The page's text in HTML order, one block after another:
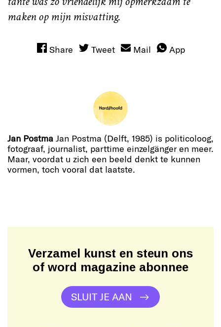
maken op mijn misvatting.
Share Tweet Mail App
Jan Postma Jan Postma (Delft, 1985) is politicoloog,
fotograaf, journalist, parttime einzelgänger en meer.
Maar, voordat u zich een beeld denkt te kunnen
vormen, toch vooral dat laatste.
Verzamel kunst en steun ons
of word magazine abonnee
SLUIT JE AAN